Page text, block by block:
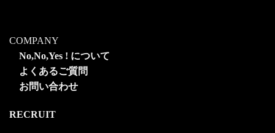
COMPANY
No,No,Yes ! について
よくあるご質問
お問い合わせ
RECRUIT